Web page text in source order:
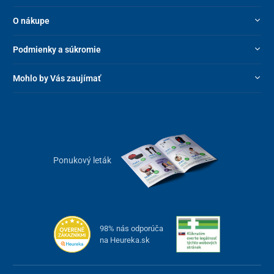
O nákupe
Podmienky a súkromie
Mohlo by Vás zaujímať
Ponukový leták
98% nás odporúča
na Heureka.sk